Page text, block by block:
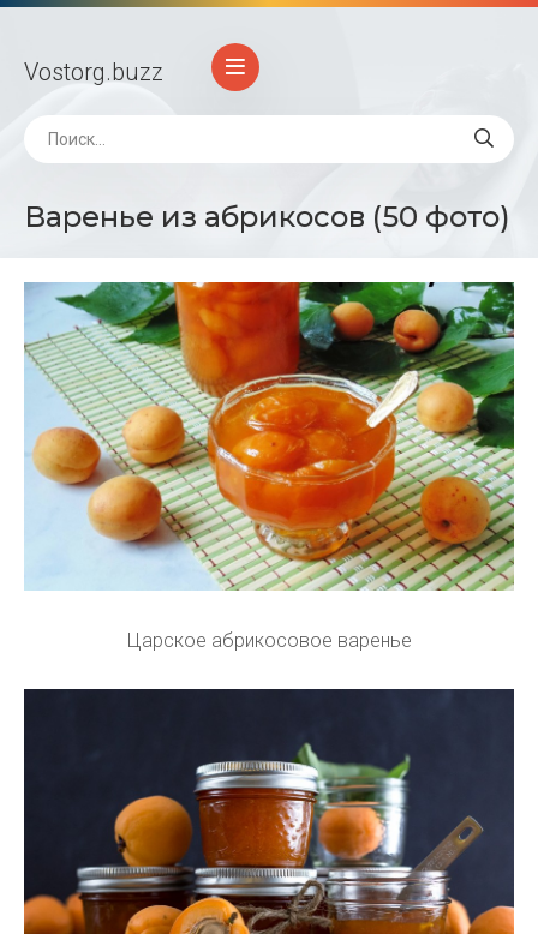
Vostorg.buzz
Варенье из абрикосов (50 фото)
Царское абрикосовое варенье